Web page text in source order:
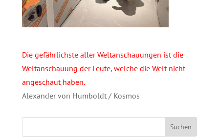
Die gefährlichste aller Weltanschauungen ist die
Weltanschauung der Leute, welche die Welt nicht
angeschaut haben.
Alexander von Humboldt / Kosmos